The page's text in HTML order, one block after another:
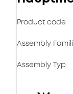
Product code
Assembly
Assembly Typ